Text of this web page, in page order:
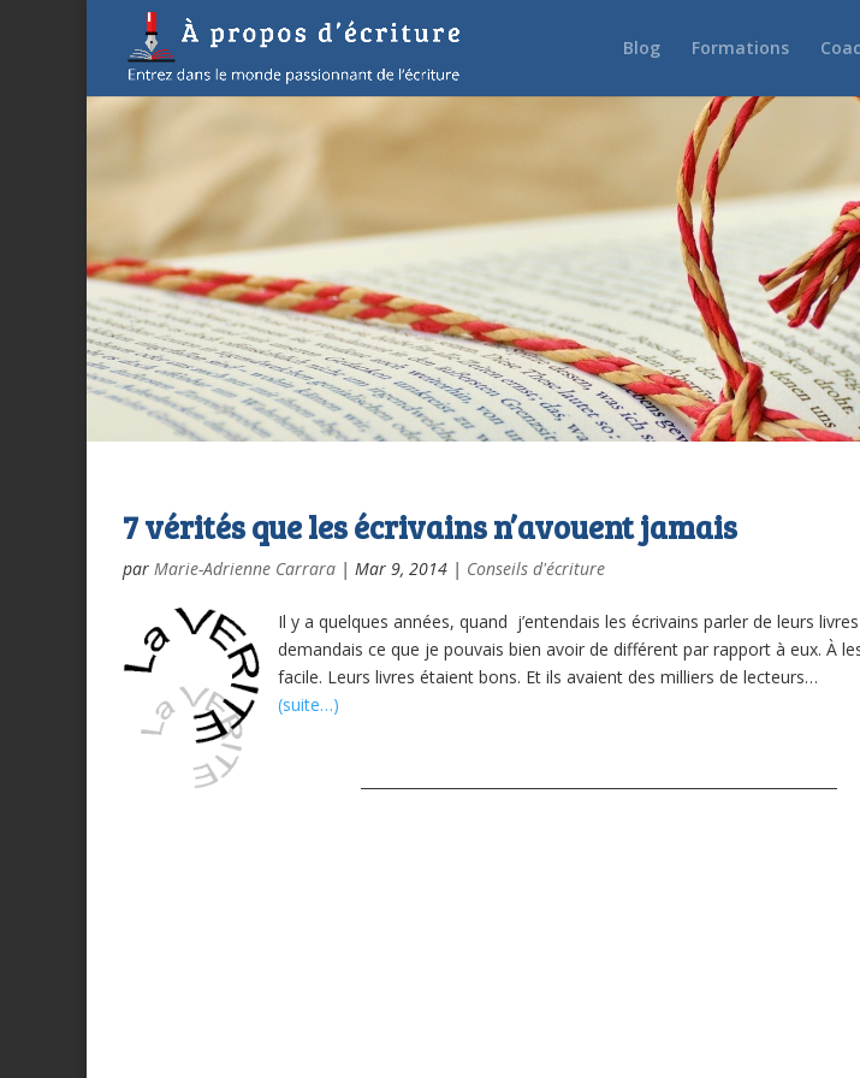
Blog Formations
7 vérités que les écrivains n’avouent jamais
par Marie-Adrienne Carrara | Mar 9, 2014 | Conseils d'écriture
Il y a quelques années, quand j’entendais les écrivains parler de leurs
demandais ce que je pouvais bien avoir de différent par rapport à eux. À
facile. Leurs livres étaient bons. Et ils avaient des milliers de lecteurs…
(suite…)